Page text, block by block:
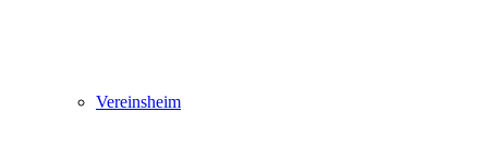
Vereinsheim